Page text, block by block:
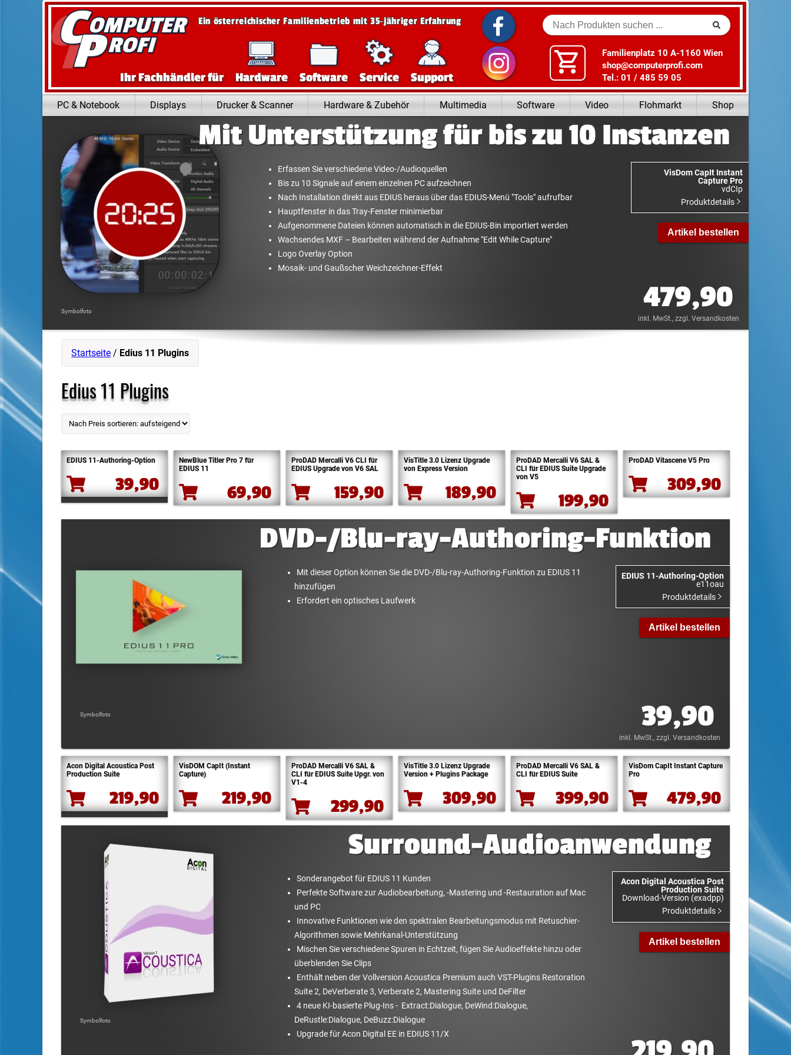
Zum Inhalt springen
Ein österreichischer Familienbetrieb mit 35‑jähriger Erfahrung
Ihr Fachhändler für Hardware Software Service Support
Suche
Familienplatz 10 A-1160 Wien
shop@computerprofi.com
Tel.: 01 / 485 59 05
PC & Notebook Displays Drucker & Scanner Hardware & Zubehör Multimedia Software Video Flohmarkt Shop
Symbolfoto
Mit Unterstützung für bis zu 10 Instanzen
Erfassen Sie verschiedene Video-/Audioquellen
Bis zu 10 Signale auf einem einzelnen PC aufzeichnen
Nach Installation direkt aus EDIUS heraus über das EDIUS-Menü "Tools" aufrufbar
Hauptfenster in das Tray-Fenster minimierbar
Aufgenommene Dateien können automatisch in die EDIUS-Bin importiert werden
Wachsendes MXF – Bearbeiten während der Aufnahme "Edit While Capture"
Logo Overlay Option
Mosaik- und Gaußscher Weichzeichner-Effekt
VisDom CapIt Instant
Capture Pro
vdCIp
Produktdetails
Artikel bestellen
479,90
inkl. MwSt., zzgl. Versandkosten
Startseite / Edius 11 Plugins
Edius 11 Plugins
EDIUS 11-Authoring-Option
39,90
NewBlue Titler Pro 7 für
EDIUS 11
69,90
ProDAD Mercalli V6 CLI für
EDIUS Upgrade von V6 SAL
159,90
VisTitle 3.0 Lizenz Upgrade
von Express Version
189,90
ProDAD Mercalli V6 SAL &
CLI für EDIUS Suite Upgrade
von V5
199,90
ProDAD Vitascene V5 Pro
309,90
Symbolfoto
DVD-/Blu-ray-Authoring-Funktion
Mit dieser Option können Sie die DVD-/Blu-ray-Authoring-Funktion zu EDIUS 11
hinzufügen
Erfordert ein optisches Laufwerk
EDIUS 11-Authoring-Option
e11oau
Produktdetails
Artikel bestellen
39,90
inkl. MwSt., zzgl. Versandkosten
Acon Digital Acoustica Post
Production Suite
219,90
VisDOM CapIt (Instant
Capture)
219,90
ProDAD Mercalli V6 SAL &
CLI für EDIUS Suite Upgr. von
V1-4
299,90
VisTitle 3.0 Lizenz Upgrade
Version + Plugins Package
309,90
ProDAD Mercalli V6 SAL &
CLI für EDIUS Suite
399,90
VisDom CapIt Instant Capture
Pro
479,90
Symbolfoto
Surround-Audioanwendung
Sonderangebot für EDIUS 11 Kunden
Perfekte Software zur Audiobearbeitung, -Mastering und -Restauration auf Mac
und PC
Innovative Funktionen wie den spektralen Bearbeitungsmodus mit Retuschier-
Algorithmen sowie Mehrkanal-Unterstützung
Mischen Sie verschiedene Spuren in Echtzeit, fügen Sie Audioeffekte hinzu oder
überblenden Sie Clips
Enthält neben der Vollversion Acoustica Premium auch VST-Plugins Restoration
Suite 2, DeVerberate 3, Verberate 2, Mastering Suite und DeFilter
4 neue KI-basierte Plug-Ins - Extract:Dialogue, DeWind:Dialogue,
DeRustle:Dialogue, DeBuzz:Dialogue
Upgrade für Acon Digital EE in EDIUS 11/X
Acon Digital Acoustica Post
Production Suite
Download-Version (exadpp)
Produktdetails
Artikel bestellen